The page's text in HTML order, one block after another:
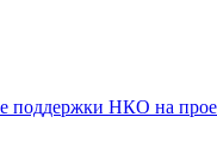
поддержки НКО на